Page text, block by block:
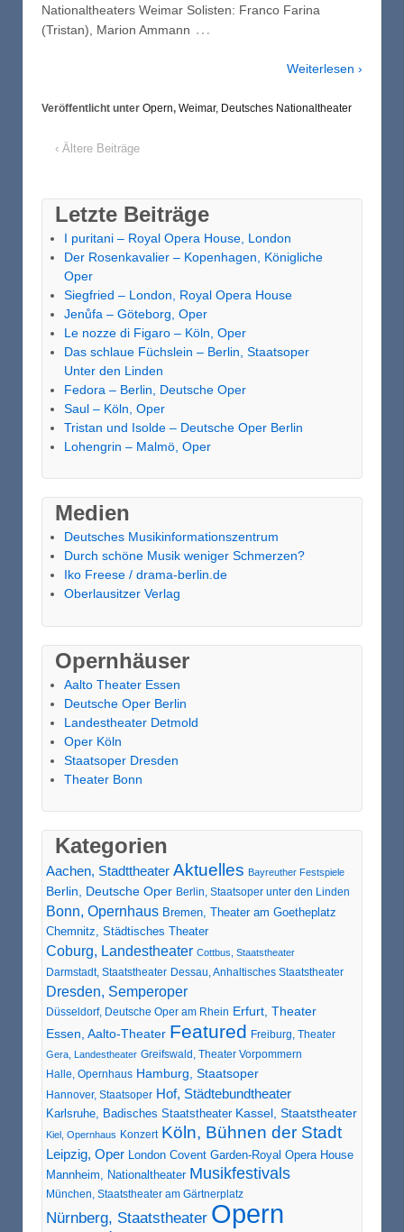
Nationaltheaters Weimar Solisten: Franco Farina
(Tristan), Marion Ammann …
Weiterlesen ›
Veröffentlicht unter Opern, Weimar, Deutsches Nationaltheater
‹ Ältere Beiträge
Letzte Beiträge
I puritani – Royal Opera House, London
Der Rosenkavalier – Kopenhagen, Königliche
Oper
Siegfried – London, Royal Opera House
Jenůfa – Göteborg, Oper
Le nozze di Figaro – Köln, Oper
Das schlaue Füchslein – Berlin, Staatsoper
Unter den Linden
Fedora – Berlin, Deutsche Oper
Saul – Köln, Oper
Tristan und Isolde – Deutsche Oper Berlin
Lohengrin – Malmö, Oper
Medien
Deutsches Musikinformationszentrum
Durch schöne Musik weniger Schmerzen?
Iko Freese / drama-berlin.de
Oberlausitzer Verlag
Opernhäuser
Aalto Theater Essen
Deutsche Oper Berlin
Landestheater Detmold
Oper Köln
Staatsoper Dresden
Theater Bonn
Kategorien
Aachen, Stadttheater Aktuelles Bayreuther Festspiele
Berlin, Deutsche Oper Berlin, Staatsoper unter den Linden
Bonn, Opernhaus Bremen, Theater am Goetheplatz
Chemnitz, Städtisches Theater
Coburg, Landestheater Cottbus, Staatstheater
Darmstadt, Staatstheater Dessau, Anhaltisches Staatstheater
Dresden, Semperoper
Düsseldorf, Deutsche Oper am Rhein Erfurt, Theater
Essen, Aalto-Theater Featured Freiburg, Theater
Gera, Landestheater Greifswald, Theater Vorpommern
Halle, Opernhaus Hamburg, Staatsoper
Hannover, Staatsoper Hof, Städtebundtheater
Karlsruhe, Badisches Staatstheater Kassel, Staatstheater
Kiel, Opernhaus Konzert Köln, Bühnen der Stadt
Leipzig, Oper London Covent Garden-Royal Opera House
Mannheim, Nationaltheater Musikfestivals
München, Staatstheater am Gärtnerplatz
Nürnberg, Staatstheater Opern